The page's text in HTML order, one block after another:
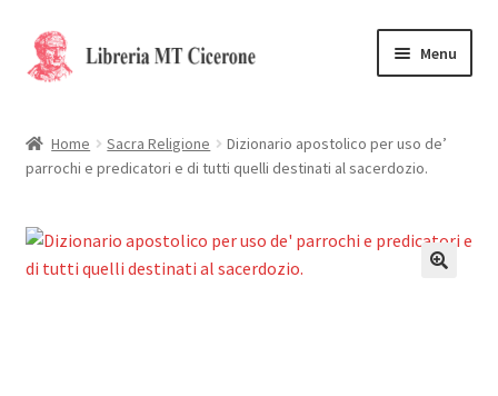
Vai
alla
Vai
al
Menu
Libri rari
La Storia
Home Sacra Religione
Dizionario apostolico per uso de’
parrochi e predicatori e di tutti quelli destinati al sacerdozio.